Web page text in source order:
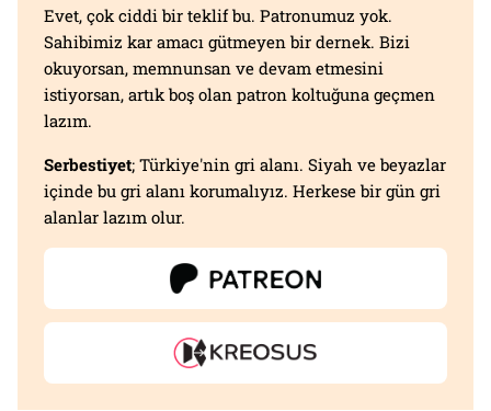
Evet, çok ciddi bir teklif bu. Patronumuz yok.
Sahibimiz kar amacı gütmeyen bir dernek. Bizi
okuyorsan, memnunsan ve devam etmesini
istiyorsan, artık boş olan patron koltuğuna geçmen
lazım.
Serbestiyet; Türkiye'nin gri alanı. Siyah ve beyazlar
içinde bu gri alanı korumalıyız. Herkese bir gün gri
alanlar lazım olur.